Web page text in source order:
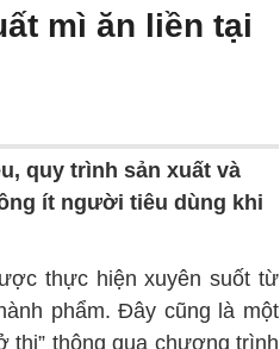
mì ăn liền tại
quy trình sản xuất và
ít người tiêu dùng khi
thực hiện xuyên suốt từ
phẩm. Đây cũng là một
thị” thông qua chương trình